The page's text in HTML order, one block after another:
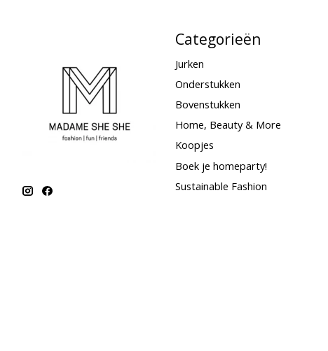
Categorieën
Jurken
Onderstukken
Bovenstukken
Home, Beauty & More
Koopjes
Boek je homeparty!
Sustainable Fashion